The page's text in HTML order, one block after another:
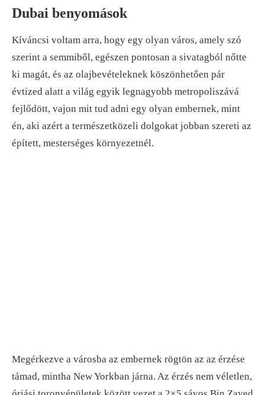
Dubai benyomások
Kíváncsi voltam arra, hogy egy olyan város, amely szó
szerint a semmiből, egészen pontosan a sivatagból nőtte
ki magát, és az olajbevételeknek köszönhetően pár
évtized alatt a világ egyik legnagyobb metropoliszává
fejlődött, vajon mit tud adni egy olyan embernek, mint
én, aki azért a természetközeli dolgokat jobban szereti az
épített, mesterséges környezetnél.
Megérkezve a városba az embernek rögtön az az érzése
támad, mintha New Yorkban járna. Az érzés nem véletlen,